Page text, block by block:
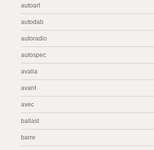
autoart
autodab
autoradio
autospec
avalia
avant
avec
ballast
barre